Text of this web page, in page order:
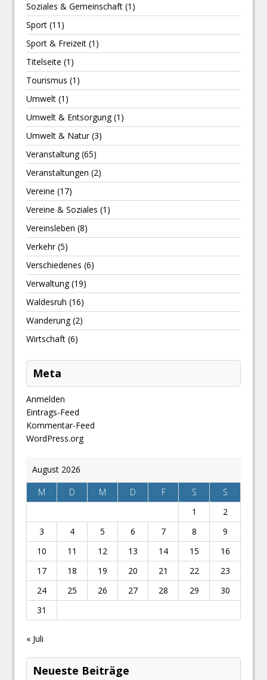
Soziales & Gemeinschaft (1)
Sport (11)
Sport & Freizeit (1)
Titelseite (1)
Tourismus (1)
Umwelt (1)
Umwelt & Entsorgung(1)
Umwelt & Natur(3)
Veranstaltung(65)
Veranstaltungen (2)
Vereine (17)
Vereine & Soziales (1)
Vereinsleben (8)
Verkehr(5)
Verschiedenes (6)
Verwaltung(19)
Waldesruh (16)
Wanderung(2)
Wirtschaft (6)
Meta
Anmelden
Eintrags-Feed
Kommentar-Feed
WordPress.org
August 2026
M
D M D F S
S
1
2
3
4 5 6 7 8
9
10
11 12 13 14 15
16
17
18 19 20 21 22
23
24
25 26 27 28 29
30
31
« Juli
Neueste Beiträge